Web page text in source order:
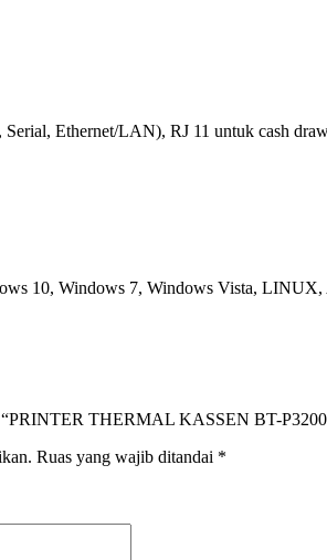
Ethernet/LAN), RJ 11 untuk cash
10, Windows 7, Windows Vista, LINUX,
“PRINTER THERMAL KASSEN BT-
Ruas yang wajib ditandai *